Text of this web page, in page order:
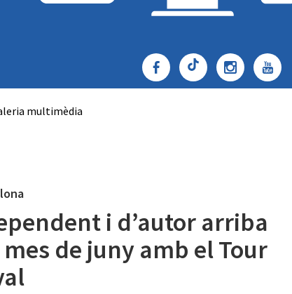
multimèdia
i d’autor arriba
de juny amb el Tour